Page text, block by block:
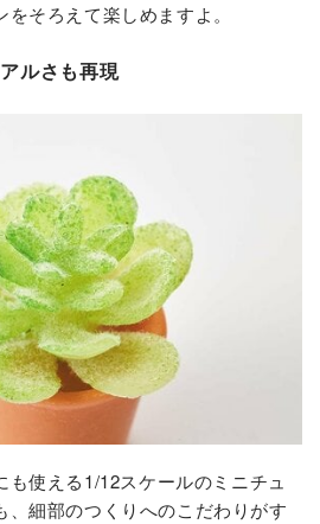
そろえて楽しめますよ。
ルさも再現
使える1/12スケールのミニチュ
、細部のつくりへのこだわりがす